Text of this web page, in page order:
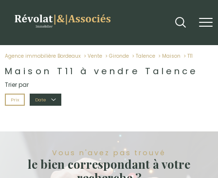
Agence immobilière Bordeaux Vente Gironde Talence Maison t11
Maison T11 à vendre Talence
Trier par
Prix Date
Vous n'avez pas trouvé
le bien correspondant à votre